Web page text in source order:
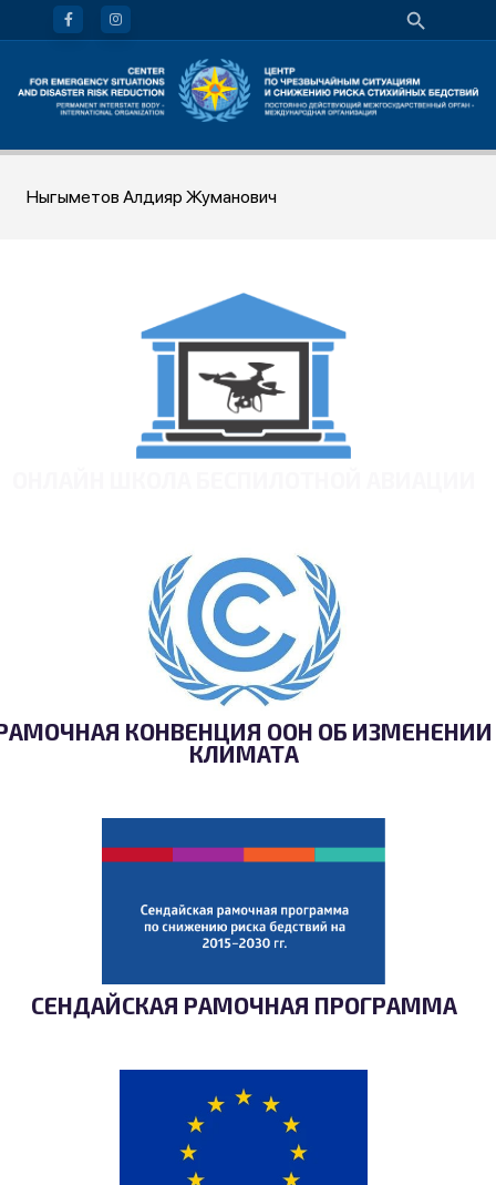
Ныгыметов Алдияр Жуманович
КОНВЕНЦИЯ ООН ОБ ИЗМЕНЕНИИ
КЛИМАТА
СЕНДАЙСКАЯ РАМОЧНАЯ ПРОГРАММА